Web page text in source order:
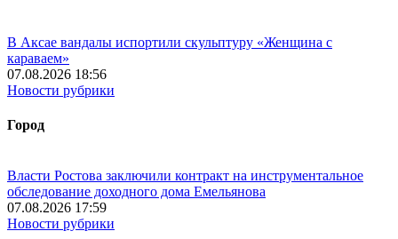
В Аксае вандалы испортили скульптуру «Женщина с
караваем»
07.08.2026 18:56
Новости рубрики
Город
Власти Ростова заключили контракт на инструментальное
обследование доходного дома Емельянова
07.08.2026 17:59
Новости рубрики